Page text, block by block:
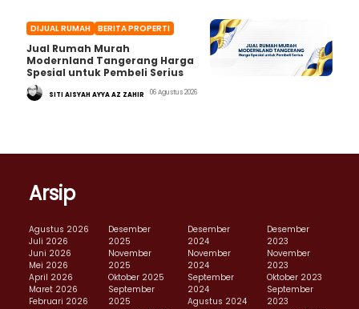
DIJUAL RUMAH BERITA PROPERTI
Jual Rumah Murah
Modernland Tangerang Harga
Spesial untuk Pembeli Serius
SITI AISYAH AYYA AZ ZAHIR 06 Agustus 2026
Arsip
Agustus 2026
Juli 2026
Juni 2026
Mei 2026
April 2026
Maret 2026
Februari 2026
Desember
2025
November
2025
Oktober 2025
September
2025
Desember
2024
November
2024
September
2024
Agustus 2024
Desember
2023
November
2023
Oktober 2023
September
2023